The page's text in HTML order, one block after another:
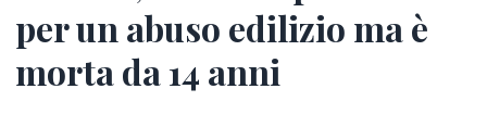
per un abuso edilizio ma è
morta da 14 anni